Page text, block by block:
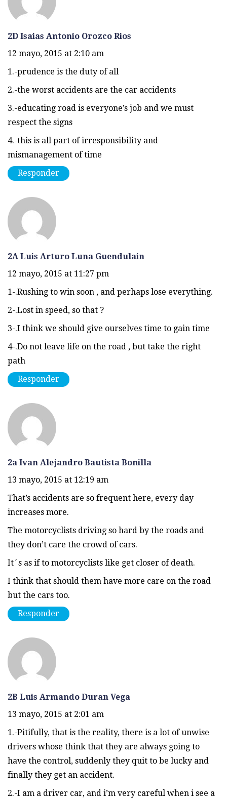
2D Isaias Antonio Orozco Rios
12 mayo, 2015 at 2:10 am
1.-prudence is the duty of all
2.-the worst accidents are the car accidents
3.-educating road is everyone’s job and we must
respect the signs
4.-this is all part of irresponsibility and
mismanagement of time
Responder
2A Luis Arturo Luna Guendulain
12 mayo, 2015 at 11:27 pm
1-.Rushing to win soon , and perhaps lose everything.
2-.Lost in speed, so that ?
3-.I think we should give ourselves time to gain time
4-.Do not leave life on the road , but take the right
path
Responder
2a Ivan Alejandro Bautista Bonilla
13 mayo, 2015 at 12:19 am
That’s accidents are so frequent here, every day
increases more.
The motorcyclists driving so hard by the roads and
they don’t care the crowd of cars.
It´s as if to motorcyclists like get closer of death.
I think that should them have more care on the road
but the cars too.
Responder
2B Luis Armando Duran Vega
13 mayo, 2015 at 2:01 am
1.-Pitifully, that is the reality, there is a lot of unwise
drivers whose think that they are always going to
have the control, suddenly they quit to be lucky and
finally they get an accident.
2.-I am a driver car, and i’m very careful when i see a